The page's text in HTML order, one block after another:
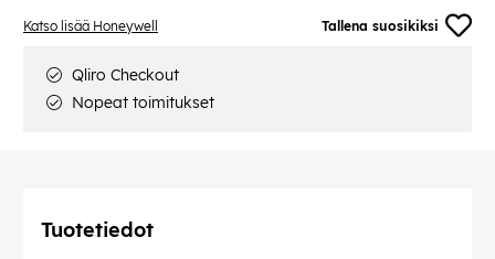
Katso lisää Honeywell Tallena suosikiksi
Qliro Checkout
Nopeat toimitukset
Tuotetiedot